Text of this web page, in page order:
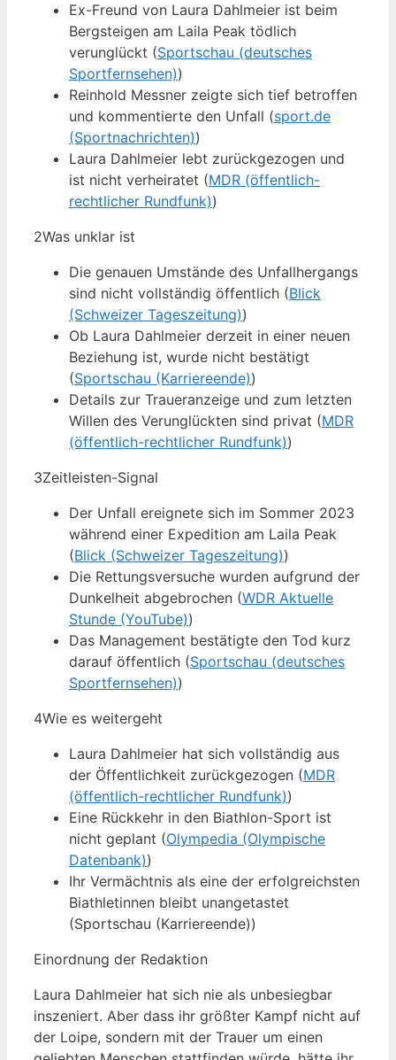
Ex-Freund von Laura Dahlmeier ist beim
Bergsteigen am Laila Peak tödlich
verunglückt (Sportschau (deutsches
Sportfernsehen))
Reinhold Messner zeigte sich tief betroffen
und kommentierte den Unfall (sport.de
(Sportnachrichten))
Laura Dahlmeier lebt zurückgezogen und
ist nicht verheiratet (MDR (öffentlich-
rechtlicher Rundfunk))
2Was unklar ist
Die genauen Umstände des Unfallhergangs
sind nicht vollständig öffentlich (Blick
(Schweizer Tageszeitung))
Ob Laura Dahlmeier derzeit in einer neuen
Beziehung ist, wurde nicht bestätigt
(Sportschau (Karriereende))
Details zur Traueranzeige und zum letzten
Willen des Verunglückten sind privat (MDR
(öffentlich-rechtlicher Rundfunk))
3Zeitleisten-Signal
Der Unfall ereignete sich im Sommer 2023
während einer Expedition am Laila Peak
(Blick (Schweizer Tageszeitung))
Die Rettungsversuche wurden aufgrund der
Dunkelheit abgebrochen (WDR Aktuelle
Stunde (YouTube))
Das Management bestätigte den Tod kurz
darauf öffentlich (Sportschau (deutsches
Sportfernsehen))
4Wie es weitergeht
Laura Dahlmeier hat sich vollständig aus
der Öffentlichkeit zurückgezogen (MDR
(öffentlich-rechtlicher Rundfunk))
Eine Rückkehr in den Biathlon-Sport ist
nicht geplant (Olympedia (Olympische
Datenbank))
Ihr Vermächtnis als eine der erfolgreichsten
Biathletinnen bleibt unangetastet
(Sportschau (Karriereende))
Einordnung der Redaktion
Laura Dahlmeier hat sich nie als unbesiegbar
inszeniert. Aber dass ihr größter Kampf nicht auf
der Loipe, sondern mit der Trauer um einen